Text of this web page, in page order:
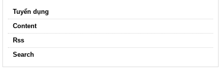
Tuyển dụng
Content
Rss
Search